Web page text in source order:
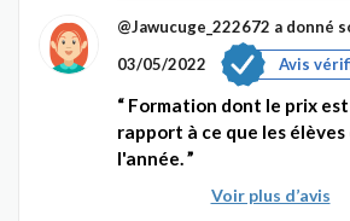
@Jawucuge_222672 a donné
03/05/2022
Avis
Formation dont le prix
rapport à ce que les
l'année.
Voir plus d’avis